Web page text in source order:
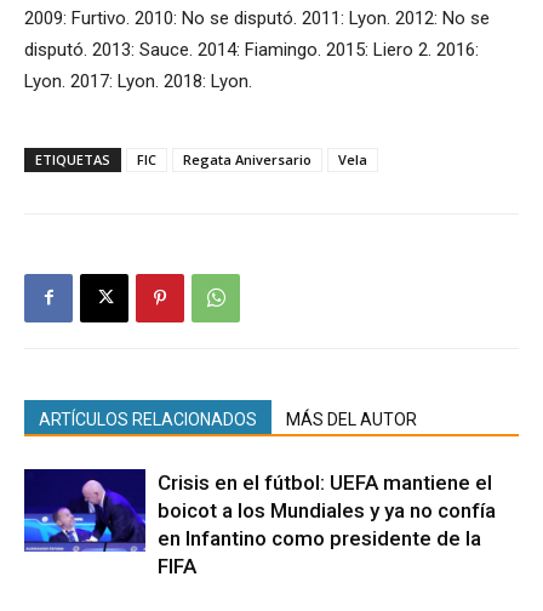
2009: Furtivo. 2010: No se disputó. 2011: Lyon. 2012: No se
disputó. 2013: Sauce. 2014: Fiamingo. 2015: Liero 2. 2016:
Lyon. 2017: Lyon. 2018: Lyon.
ETIQUETAS FIC Regata Aniversario Vela
ARTÍCULOS RELACIONADOS MÁS DEL AUTOR
Crisis en el fútbol: UEFA mantiene el
boicot a los Mundiales y ya no confía
en Infantino como presidente de la
FIFA